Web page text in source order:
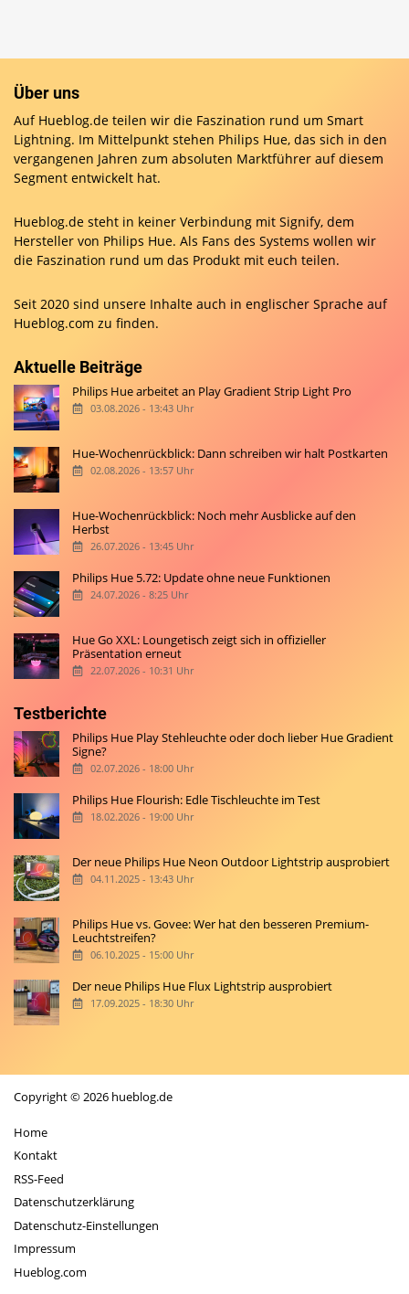
Über uns
Auf Hueblog.de teilen wir die Faszination rund um Smart
Lightning. Im Mittelpunkt stehen Philips Hue, das sich in den
vergangenen Jahren zum absoluten Marktführer auf diesem
Segment entwickelt hat.
Hueblog.de steht in keiner Verbindung mit Signify, dem
Hersteller von Philips Hue. Als Fans des Systems wollen wir
die Faszination rund um das Produkt mit euch teilen.
Seit 2020 sind unsere Inhalte auch in englischer Sprache auf
Hueblog.com zu finden.
Aktuelle Beiträge
Philips Hue arbeitet an Play Gradient Strip Light Pro
03.08.2026 - 13:43 Uhr
Hue-Wochenrückblick: Dann schreiben wir halt Postkarten
02.08.2026 - 13:57 Uhr
Hue-Wochenrückblick: Noch mehr Ausblicke auf den
Herbst
26.07.2026 - 13:45 Uhr
Philips Hue 5.72: Update ohne neue Funktionen
24.07.2026 - 8:25 Uhr
Hue Go XXL: Loungetisch zeigt sich in offizieller
Präsentation erneut
22.07.2026 - 10:31 Uhr
Testberichte
Philips Hue Play Stehleuchte oder doch lieber Hue Gradient
Signe?
02.07.2026 - 18:00 Uhr
Philips Hue Flourish: Edle Tischleuchte im Test
18.02.2026 - 19:00 Uhr
Der neue Philips Hue Neon Outdoor Lightstrip ausprobiert
04.11.2025 - 13:43 Uhr
Philips Hue vs. Govee: Wer hat den besseren Premium-
Leuchtstreifen?
06.10.2025 - 15:00 Uhr
Der neue Philips Hue Flux Lightstrip ausprobiert
17.09.2025 - 18:30 Uhr
Copyright © 2026 hueblog.de
Home
Kontakt
RSS-Feed
Datenschutzerklärung
Datenschutz-Einstellungen
Impressum
Hueblog.com